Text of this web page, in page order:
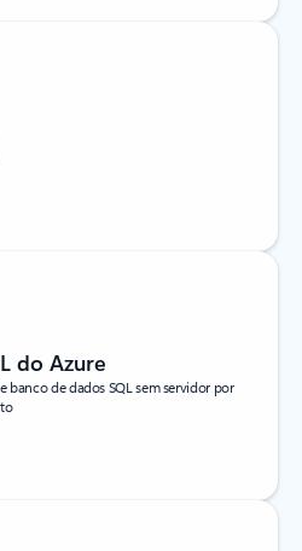
do Azure
banco de dados SQL sem servidor por